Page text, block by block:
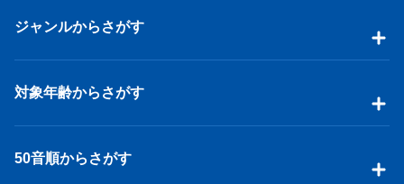
ジャンルからさがす
対象年齢からさがす
50音順からさがす